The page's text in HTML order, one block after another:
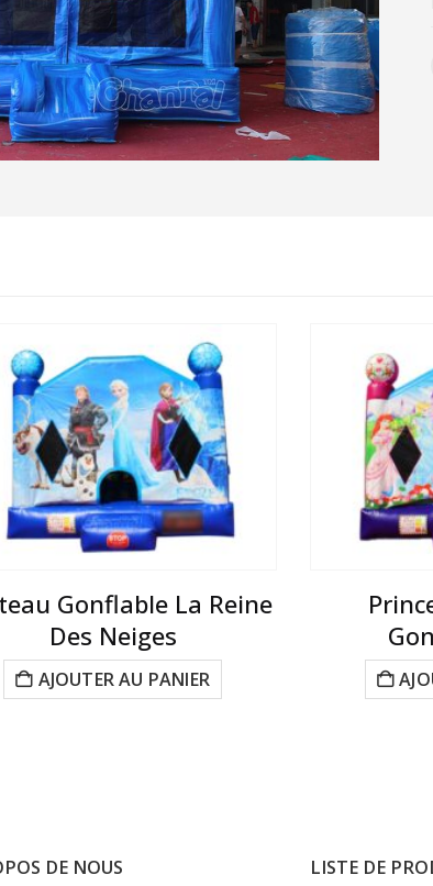
Gonflable La Reine
Des Neiges
AJOUTER AU PANIER
DE NOUS LISTE DE